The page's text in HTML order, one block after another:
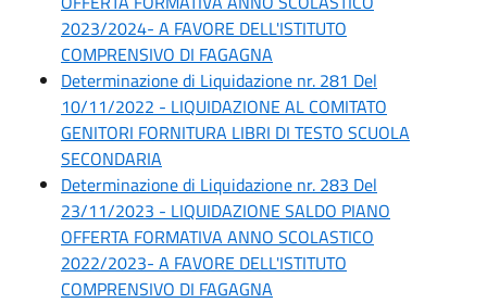
2023/2024- A FAVORE DELL'ISTITUTO
COMPRENSIVO DI FAGAGNA
Determinazione di Liquidazione nr. 281 Del
10/11/2022 - LIQUIDAZIONE AL COMITATO
GENITORI FORNITURA LIBRI DI TESTO SCUOLA
SECONDARIA
Determinazione di Liquidazione nr. 283 Del
23/11/2023 - LIQUIDAZIONE SALDO PIANO
OFFERTA FORMATIVA ANNO SCOLASTICO
2022/2023- A FAVORE DELL'ISTITUTO
COMPRENSIVO DI FAGAGNA